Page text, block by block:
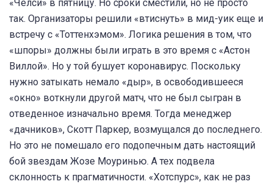
«Челси» в пятницу. Но сроки сместили, но не просто
так. Организаторы решили «втиснуть» в мид-уик еще и
встречу с «Тоттенхэмом». Логика решения в том, что
«шпоры» должны были играть в это время с «Астон
Виллой». Но у той бушует коронавирус. Поскольку
нужно затыкать немало «дыр», в освободившееся
«окно» воткнули другой матч, что не был сыгран в
отведенное изначально время. Тогда менеджер
«дачников», Скотт Паркер, возмущался до последнего.
Но это не помешало его подопечным дать настоящий
бой звездам Жозе Моуринью. А тех подвела
склонность к прагматичности. «Хотспурс», как не раз